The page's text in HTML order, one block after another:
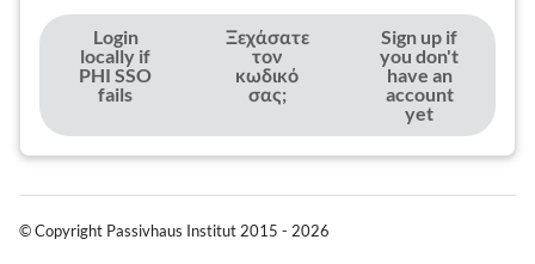
Login
locally if
PHI SSO
fails
Ξεχάσατε
τον
κωδικό
σας;
Sign up if
you don't
have an
account
yet
© Copyright Passivhaus Institut 2015 - 2026